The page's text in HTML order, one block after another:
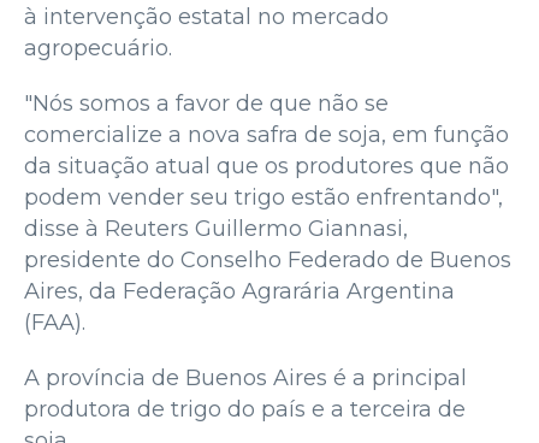
à intervenção estatal no mercado
agropecuário.
"Nós somos a favor de que não se
comercialize a nova safra de soja, em função
da situação atual que os produtores que não
podem vender seu trigo estão enfrentando",
disse à Reuters Guillermo Giannasi,
presidente do Conselho Federado de Buenos
Aires, da Federação Agrarária Argentina
(FAA).
A província de Buenos Aires é a principal
produtora de trigo do país e a terceira de